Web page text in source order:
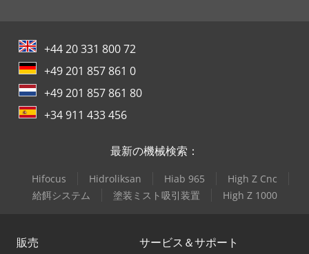
+44 20 331 800 72
+49 201 857 861 0
+49 201 857 861 80
+34 911 433 456
最新の機械検索：
Hifocus Hidroliksan Hiab 965
High Z Cnc
給餌システム
塗装ミスト吸引装置 High Z 1000
販売 サービス＆サポート